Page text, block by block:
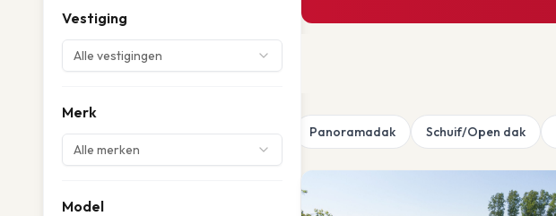
Vestiging
Alle vestigingen
Merk
Alle merken
Model
Panoramadak Schuif/Open dak